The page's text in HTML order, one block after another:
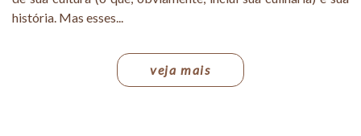
história. Mas esses...
veja mais